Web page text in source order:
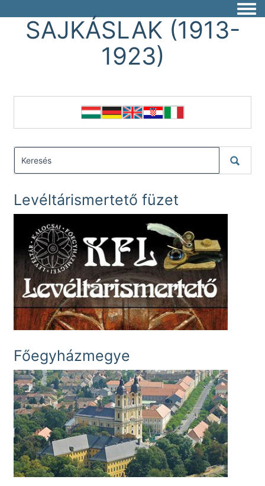
SAJKÁSLAK (1913-
1923)
Levéltárismertető füzet
Főegyházmegye